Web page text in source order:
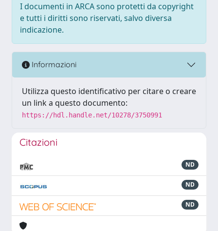
I documenti in ARCA sono protetti da copyright
e tutti i diritti sono riservati, salvo diversa
indicazione.
Informazioni
Utilizza questo identificativo per citare o creare
un link a questo documento:
https://hdl.handle.net/10278/3750991
Citazioni
ND
ND
ND